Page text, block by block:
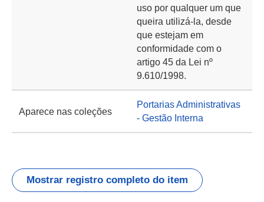
uso por qualquer um que
queira utilizá-la, desde
que estejam em
conformidade com o
artigo 45 da Lei nº
9.610/1998.
Aparece nas coleções
Portarias Administrativas
- Gestão Interna
Mostrar registro completo do item